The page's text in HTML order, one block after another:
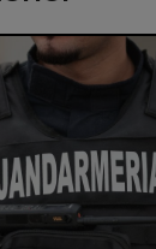
2
României
feminin